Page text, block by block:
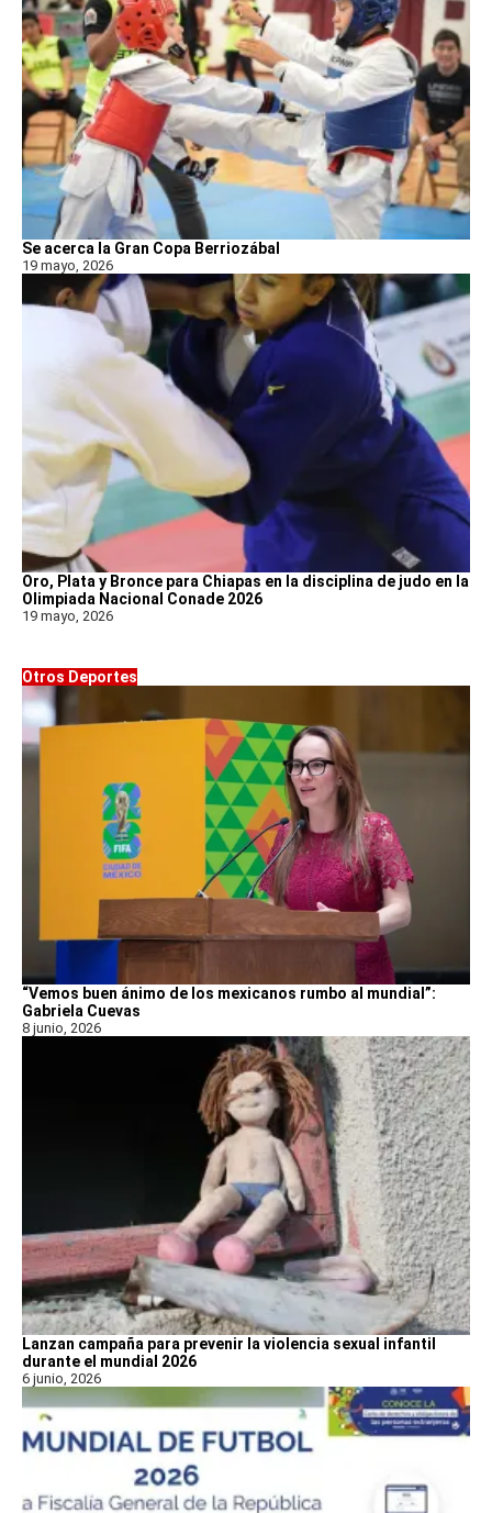
Se acerca la Gran Copa Berriozábal
19 mayo, 2026
Oro, Plata y Bronce para Chiapas en la disciplina de judo en la
Olimpiada Nacional Conade 2026
19 mayo, 2026
Otros Deportes
“Vemos buen ánimo de los mexicanos rumbo al mundial”:
Gabriela Cuevas
8 junio, 2026
Lanzan campaña para prevenir la violencia sexual infantil
durante el mundial 2026
6 junio, 2026